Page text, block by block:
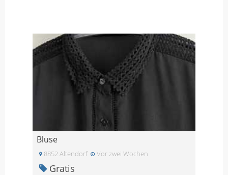
Bluse
8852 Altendorf Vor zwei Wochen
Gratis